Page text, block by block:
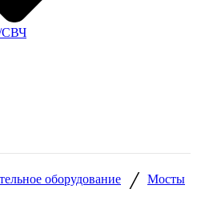
СВЧ
оборудование / Мосты